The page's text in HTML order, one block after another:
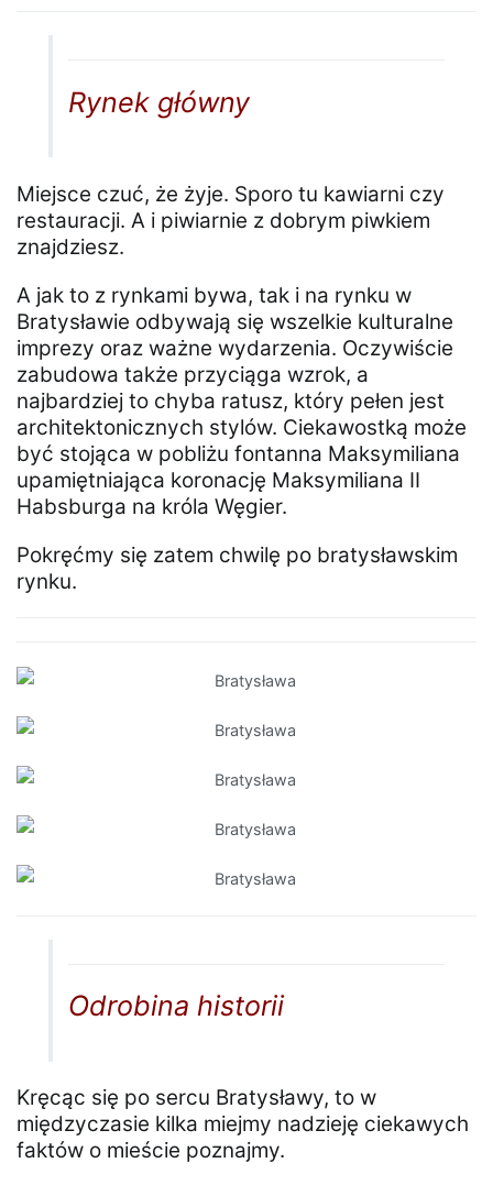
Rynek główny
Miejsce czuć, że żyje. Sporo tu kawiarni czy
restauracji. A i piwiarnie z dobrym piwkiem
znajdziesz.
A jak to z rynkami bywa, tak i na rynku w
Bratysławie odbywają się wszelkie kulturalne
imprezy oraz ważne wydarzenia. Oczywiście
zabudowa także przyciąga wzrok, a
najbardziej to chyba ratusz, który pełen jest
architektonicznych stylów. Ciekawostką może
być stojąca w pobliżu fontanna Maksymiliana
upamiętniająca koronację Maksymiliana II
Habsburga na króla Węgier.
Pokręćmy się zatem chwilę po bratysławskim
rynku.
Odrobina historii
Kręcąc się po sercu Bratysławy, to w
międzyczasie kilka miejmy nadzieję ciekawych
faktów o mieście poznajmy.